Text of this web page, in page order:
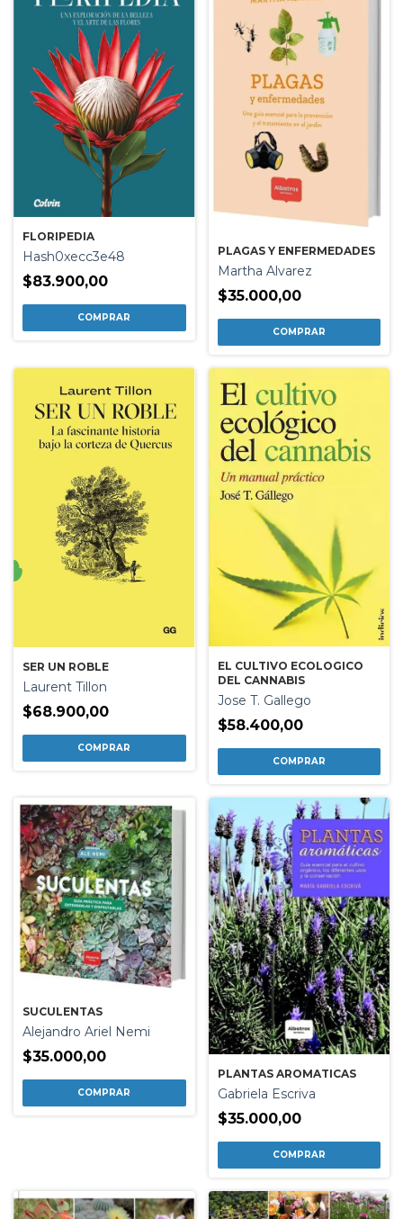
FLORIPEDIA
Hash0xecc3e48
$83.900,00
PLAGAS Y ENFERMEDADES
Martha Alvarez
$35.000,00
SER UN ROBLE
Laurent Tillon
$68.900,00
EL CULTIVO ECOLOGICO
DEL CANNABIS
Jose T. Gallego
$58.400,00
SUCULENTAS
Alejandro Ariel Nemi
$35.000,00
PLANTAS AROMATICAS
Gabriela Escriva
$35.000,00